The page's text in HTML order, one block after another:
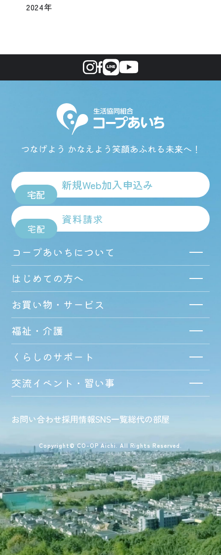
2024年
つなげよう かなえよう笑顔あふれる未来へ！
宅配
新規Web加入申込み
宅配
資料請求
コープあいちについて
はじめての方へ
お買い物・サービス
福祉・介護
くらしのサポート
交流イベント・習い事
お問い合わせ採用情報SNS一覧総代の部屋
Copyright© CO-OP Aichi. All Rights Reserved.